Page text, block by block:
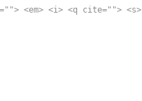
<em> <i> <q cite=""> <s>